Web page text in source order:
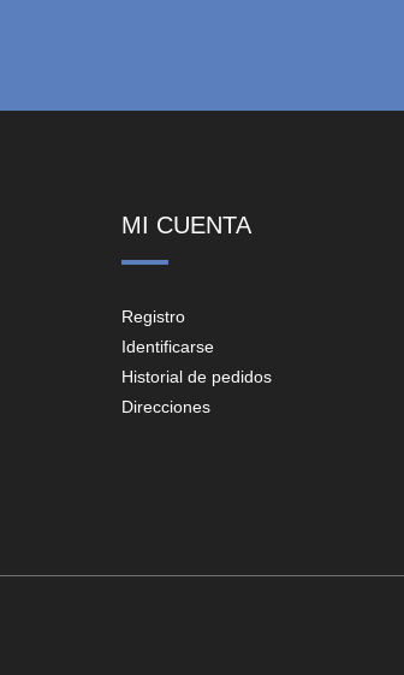
MI CUENTA
Registro
Identificarse
Historial de pedidos
Direcciones